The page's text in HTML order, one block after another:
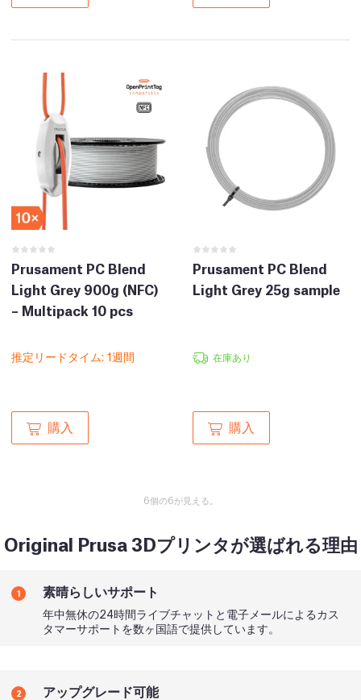
Prusament PC Blend
Light Grey 900g (NFC)
– Multipack 10 pcs
推定リードタイム: 1週間
購入
Prusament PC Blend
Light Grey 25g sample
在庫あり
購入
6個の6が見える。
Original Prusa 3Dプリンタが選ばれる理由
1 素晴らしいサポート
年中無休の24時間ライブチャットと電子メールによるカス
タマーサポートを数ヶ国語で提供しています。
2 アップグレード可能